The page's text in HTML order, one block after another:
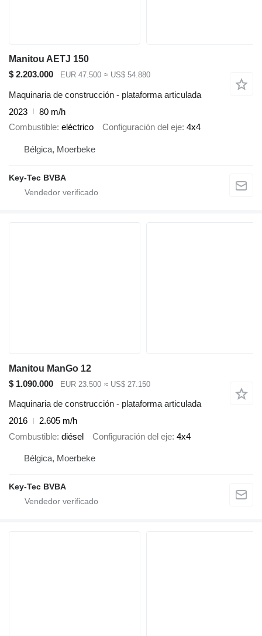
Manitou AETJ 150
$ 2.203.000
EUR 47.500 ≈ US$ 54.880
Maquinaria de construcción - plataforma articulada
2023
80 m/h
Combustible eléctrico Configuración del eje 4x4
Bélgica, Moerbeke
Key-Tec BVBA
Manitou ManGo 12
$ 1.090.000
EUR 23.500 ≈ US$ 27.150
Maquinaria de construcción - plataforma articulada
2016
2.605 m/h
Combustible diésel Configuración del eje 4x4
Bélgica, Moerbeke
Key-Tec BVBA